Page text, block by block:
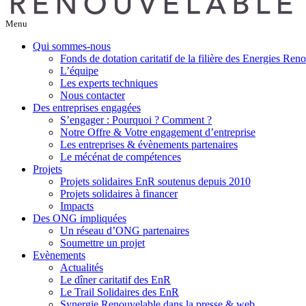
Menu
Qui sommes-nous
Fonds de dotation caritatif de la filière des Energies
L’équipe
Les experts techniques
Nous contacter
Des entreprises engagées
S’engager : Pourquoi ? Comment ?
Notre Offre & Votre engagement d’entreprise
Les entreprises & évènements partenaires
Le mécénat de compétences
Projets
Projets solidaires EnR soutenus depuis 2010
Projets solidaires à financer
Impacts
Des ONG impliquées
Un réseau d’ONG partenaires
Soumettre un projet
Evènements
Actualités
Le dîner caritatif des EnR
Le Trail Solidaires des EnR